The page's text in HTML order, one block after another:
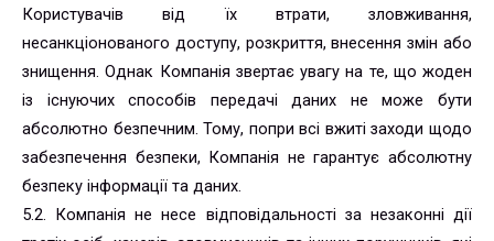
Користувачів від їх втрати, зловживання,
несанкціонованого доступу, розкриття, внесення змін або
знищення. Однак Компанія звертає увагу на те, що жоден
із існуючих способів передачі даних не може бути
абсолютно безпечним. Тому, попри всі вжиті заходи щодо
забезпечення безпеки, Компанія не гарантує абсолютну
безпеку інформації та даних.
5.2. Компанія не несе відповідальності за незаконні дії